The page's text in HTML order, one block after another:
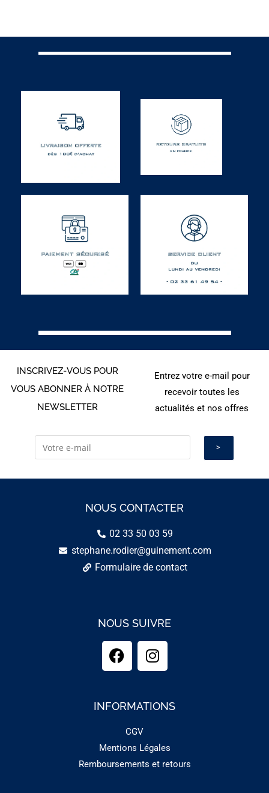
INSCRIVEZ-VOUS POUR
VOUS ABONNER À NOTRE
NEWSLETTER
Entrez votre e-mail pour
recevoir toutes les
actualités et nos offres
NOUS CONTACTER
02 33 50 03 59
stephane.rodier@guinement.com
Formulaire de contact
NOUS SUIVRE
INFORMATIONS
CGV
Mentions Légales
Remboursements et retours